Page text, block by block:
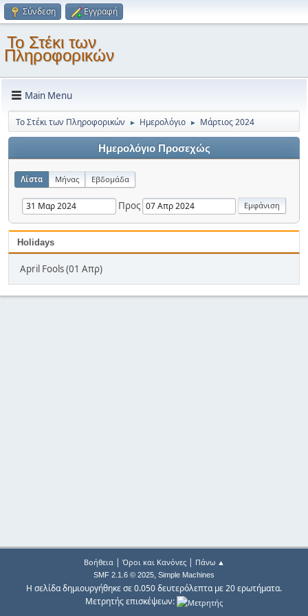
Σύνδεση Εγγραφή
Το Στέκι των
Πληροφορικών
Main Menu
Το Στέκι των Πληροφορικών ► Ημερολόγιο ► Μάρτιος 2024
Ημερολόγιο Προσεχώς
Λίστα Μήνας Εβδομάδα
Προς
Holidays
April Fools (01 Απρ)
Βοήθεια| Όροι και Κανόνες| Πάνω ▲
SMF 2.1.6 © 2025, Simple Machines
Η σελίδα δημιουργήθηκε σε 0.050 δευτερόλεπτα με 20 ερωτήματα.
Μετρητής επισκέψεων: